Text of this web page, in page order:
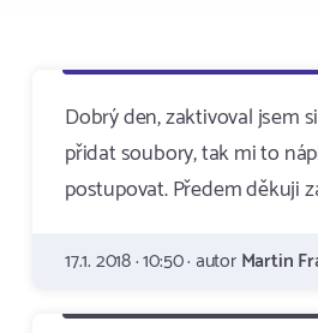
Dobrý den, zaktivoval jsem
přidat soubory, tak mi to
postupovat. Předem děkuji
17.1. 2018 · 10:50 · autorMartin